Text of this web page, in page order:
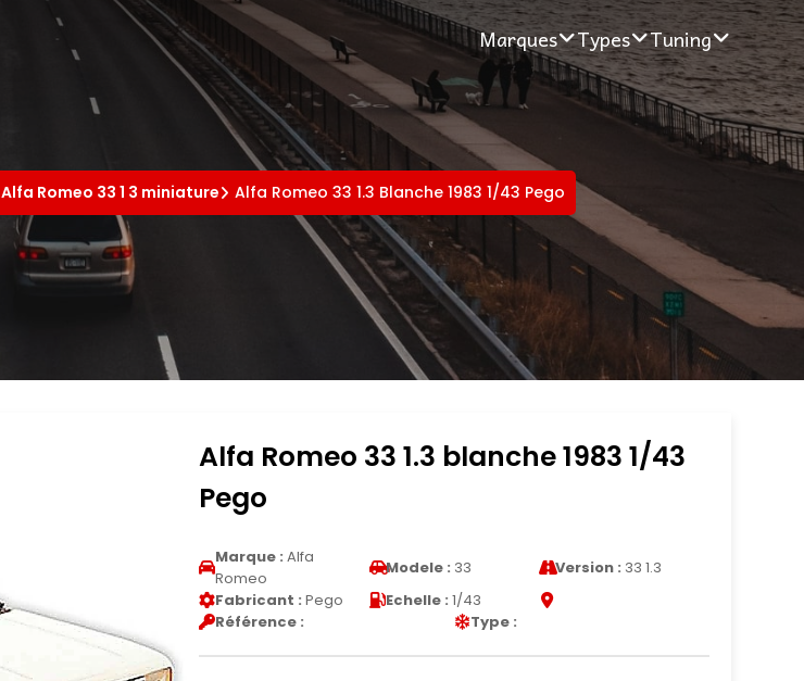
Marques Types Tuning
Alfa Romeo 33 1 3 miniature Alfa Romeo 33 1.3 Blanche 1983 1/43 Pego
Alfa Romeo 33 1.3 blanche 1983 1/43
Pego
Marque : Alfa
Romeo
Modele : 33 Version : 33 1.3
Fabricant : Pego Echelle : 1/43
Référence :
Type :